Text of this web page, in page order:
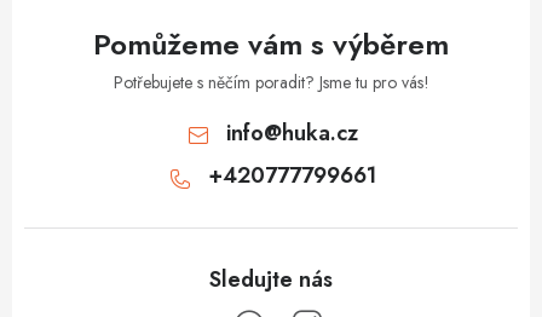
Pomůžeme vám s výběrem
Potřebujete s něčím poradit? Jsme tu pro vás!
info@huka.cz
+420777799661